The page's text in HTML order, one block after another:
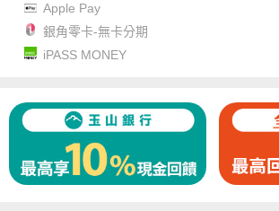
Apple Pay
銀角零卡-無卡分期
iPASS MONEY